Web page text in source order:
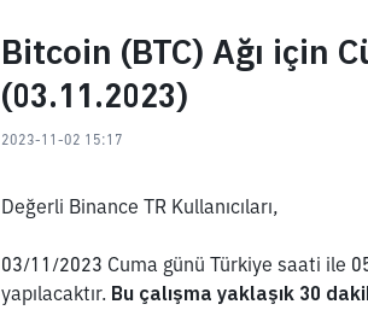
Bitcoin (BTC) Ağı için
(03.11.2023)
2023-11-02 15:17
Değerli Binance TR Kullanıcıları,
03/11/2023 Cuma günü Türkiye saati ile
yapılacaktır. Bu çalışma yaklaşık 30